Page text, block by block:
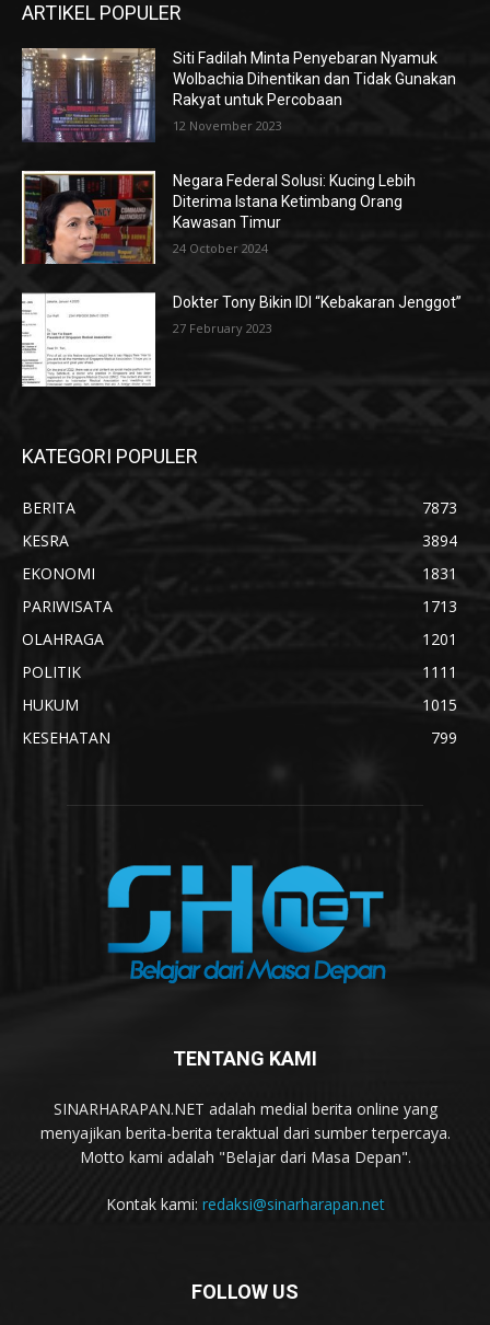
ARTIKEL POPULER
Siti Fadilah Minta Penyebaran Nyamuk
Wolbachia Dihentikan dan Tidak Gunakan
Rakyat untuk Percobaan
12 November 2023
Negara Federal Solusi: Kucing Lebih
Diterima Istana Ketimbang Orang
Kawasan Timur
24 October 2024
Dokter Tony Bikin IDI “Kebakaran Jenggot”
27 February 2023
KATEGORI POPULER
BERITA
7873
KESRA
3894
EKONOMI
1831
PARIWISATA
1713
OLAHRAGA
1201
POLITIK
1111
HUKUM
1015
KESEHATAN
799
TENTANG KAMI
SINARHARAPAN.NET adalah medial berita online yang
menyajikan berita-berita teraktual dari sumber terpercaya.
Motto kami adalah "Belajar dari Masa Depan".
Kontak kami: redaksi@sinarharapan.net
FOLLOW US